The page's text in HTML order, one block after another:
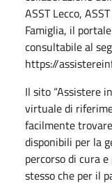
ASST Lecco,
Famiglia, il
consultabile al
https://
Il sito “Assistere
virtuale di
facilmente
disponibili per la
percorso di cura
stesso che per il